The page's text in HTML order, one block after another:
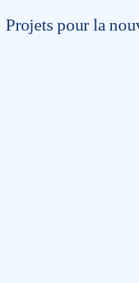
Projets pour la